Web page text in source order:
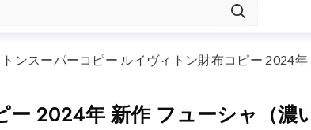
ンスーパーコピー ルイヴィトン財布コピー 2024
2024年 新作 フューシャ（濃